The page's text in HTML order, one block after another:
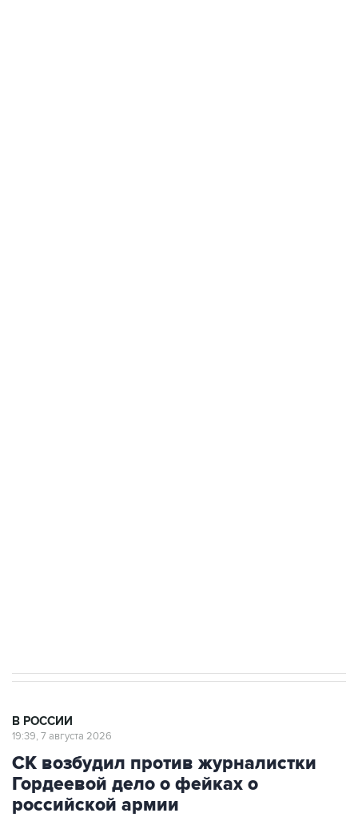
В РОССИИ
19:39, 7 августа 2026
СК возбудил против журналистки
Гордеевой дело о фейках о
российской армии